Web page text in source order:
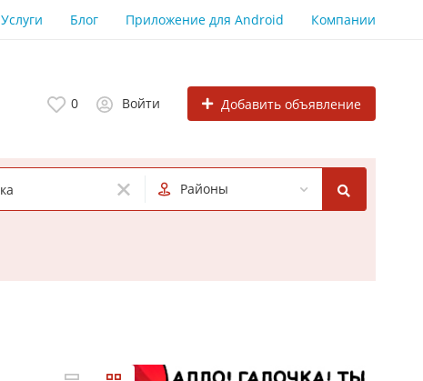
Услуги Блог Приложение для Android Компании
0 Войти Добавить объявление
Районы